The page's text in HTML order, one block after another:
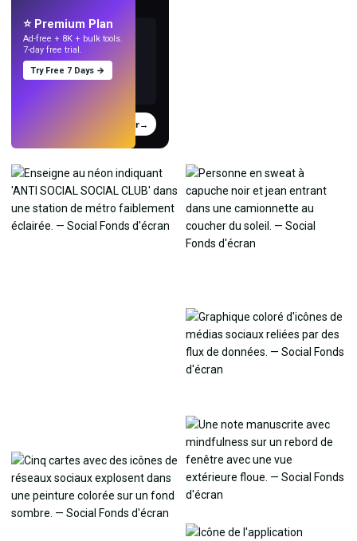
Essayer→
⭐ Premium Plan
Ad-free + 8K + bulk tools.
7-day free trial.
Try Free 7 Days →